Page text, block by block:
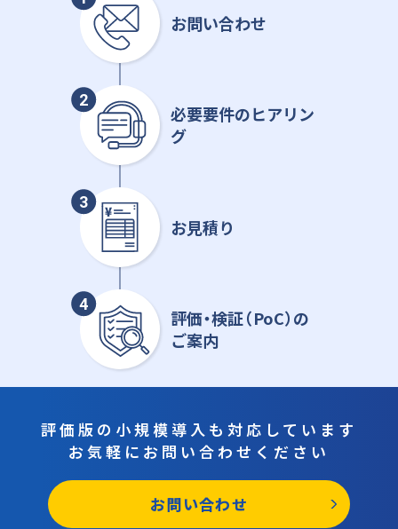
お問い合わせ
必要要件のヒアリン
グ
お見積り
評価・検証（PoC）の
ご案内
評価版の小規模導入も対応しています
お気軽にお問い合わせください
お問い合わせ